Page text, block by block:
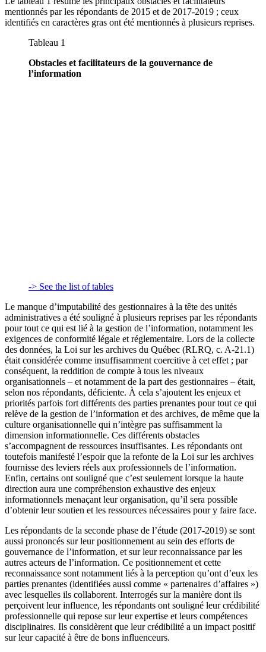
mentionnés par les répondants de 2015 et de 2017-2019 ; ceux
identifiés en caractères gras ont été mentionnés à plusieurs reprises.
Tableau 1
Obstacles et facilitateurs de la gouvernance de
l’information
-> See the list of tables
Le manque d’imputabilité des gestionnaires à la tête des unités
administratives a été souligné à plusieurs reprises par les répondants
pour tout ce qui est lié à la gestion de l’information, notamment les
exigences de conformité légale et réglementaire. Lors de la collecte
des données, la Loi sur les archives du Québec (RLRQ, c. A-21.1)
était considérée comme insuffisamment coercitive à cet effet ; par
conséquent, la reddition de compte à tous les niveaux
organisationnels – et notamment de la part des gestionnaires – était,
selon nos répondants, déficiente. À cela s’ajoutent les enjeux et
priorités parfois fort différents des parties prenantes pour tout ce qui
relève de la gestion de l’information et des archives, de même que la
culture organisationnelle qui n’intègre pas suffisamment la
dimension informationnelle. Ces différents obstacles
s’accompagnent de ressources insuffisantes. Les répondants ont
toutefois manifesté l’espoir que la refonte de la Loi sur les archives
fournisse des leviers réels aux professionnels de l’information.
Enfin, certains ont souligné que c’est seulement lorsque la haute
direction aura une compréhension exhaustive des enjeux
informationnels menaçant leur organisation, qu’il sera possible
d’obtenir leur soutien et les ressources nécessaires pour y faire face.
Les répondants de la seconde phase de l’étude (2017-2019) se sont
aussi prononcés sur leur positionnement au sein des efforts de
gouvernance de l’information, et sur leur reconnaissance par les
autres acteurs de l’information. Ce positionnement et cette
reconnaissance sont notamment liés à la perception qu’ont d’eux les
parties prenantes (identifiées aussi comme « partenaires d’affaires »)
avec lesquelles ils collaborent. Interrogés sur la manière dont ils
perçoivent leur influence, les répondants ont souligné leur crédibilité
professionnelle qui repose sur leur expertise et leurs compétences
disciplinaires. Ils considèrent que leur crédibilité a un impact positif
sur leur capacité à être de bons influenceurs.